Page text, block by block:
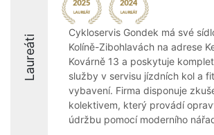
Laureáti
Cykloservis Gondek má své
Kolíně-Zibohlavách na adrese
Kovárně 13 a poskytuje
služby v servisu jízdních kol a
vybavení. Firma disponuje
kolektivem, který provádí
údržbu pomocí moderního